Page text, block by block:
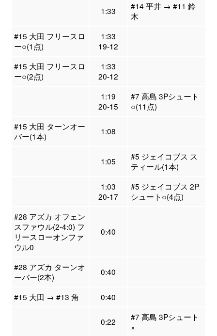
1:33
#14 平井 → #11 鈴
木
#15 大田 フリースロ
ー○(1点)
1:33
19-12
#15 大田 フリースロ
ー○(2点)
1:33
20-12
1:19
20-15
#7 高島 3Pシュート
○(11点)
#15 大田 ターンオー
バー(1本)
1:08
1:05
#5 ジェイコブス ス
ティール(1本)
1:03
20-17
#5 ジェイコブス 2P
シュート○(4点)
#28 アズカ オフェン
スファウル(2-4:0) フ
リースローオンファ
ウル0
0:40
#28 アズカ ターンオ
ーバー(2本)
0:40
#15 大田 → #13 角 0:40
0:22
#7 高島 3Pシュート
×